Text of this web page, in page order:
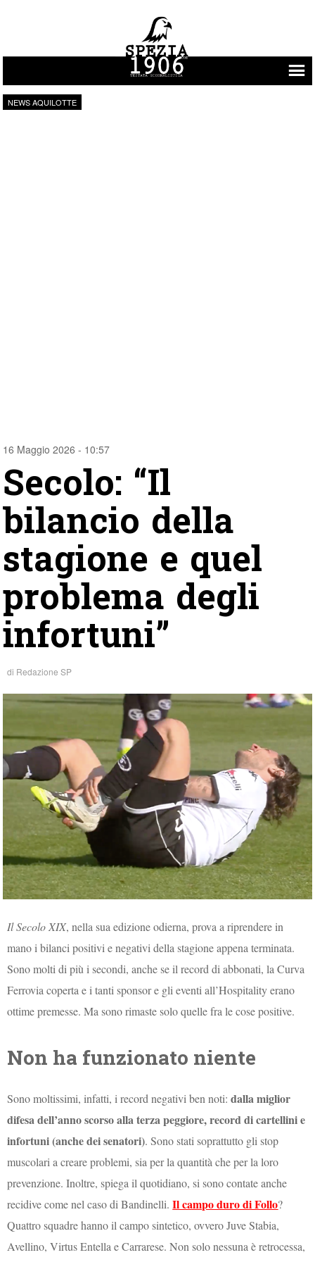
Vai al contenuto
NEWS AQUILOTTE
16 Maggio 2026 - 10:57
Secolo: “Il
bilancio della
stagione e quel
problema degli
infortuni”
di Redazione SP
Il Secolo XIX, nella sua edizione odierna, prova a riprendere in
mano i bilanci positivi e negativi della stagione appena terminata.
Sono molti di più i secondi, anche se il record di abbonati, la Curva
Ferrovia coperta e i tanti sponsor e gli eventi all’Hospitality erano
ottime premesse. Ma sono rimaste solo quelle fra le cose positive.
Non ha funzionato niente
Sono moltissimi, infatti, i record negativi ben noti:dalla miglior
difesa dell’anno scorso alla terza peggiore, record di cartellini e
infortuni (anche dei senatori). Sono stati soprattutto gli stop
muscolari a creare problemi, sia per la quantità che per la loro
prevenzione. Inoltre, spiega il quotidiano, si sono contate anche
recidive come nel caso di Bandinelli.Il campo duro di Follo?
Quattro squadre hanno il campo sintetico, ovvero Juve Stabia,
Avellino, Virtus Entella e Carrarese. Non solo nessuna è retrocessa,